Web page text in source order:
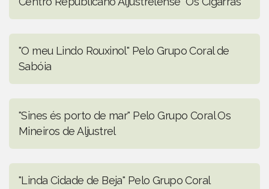
"O meu Lindo Rouxinol" Pelo Grupo Coral de
Sabóia
"Sines és porto de mar" Pelo Grupo Coral Os
Mineiros de Aljustrel
"Linda Cidade de Beja" Pelo Grupo Coral